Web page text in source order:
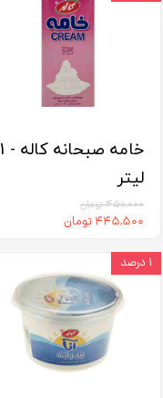
خامه صبحانه کاله - 1
لیتر
۴۵۰,۰۰۰ تومان
۴۴۵,۵۰۰ تومان
۱ درصد